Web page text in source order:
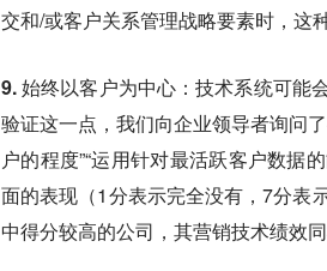
交和/或客户关系管理战略要素时，这
9. 始终以客户为中心：技术系统可能
验证这一点，我们向企业领导者询问
户的程度”“运用针对最活跃客户数据
面的表现（1分表示完全没有，7分表
中得分较高的公司，其营销技术绩效同